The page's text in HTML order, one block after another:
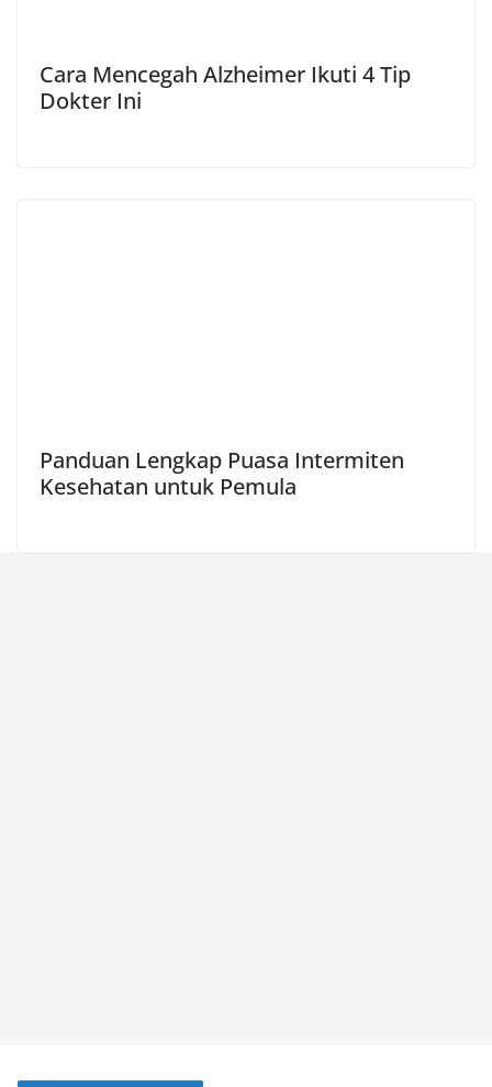
Cara Mencegah Alzheimer Ikuti 4 Tip
Dokter Ini
Panduan Lengkap Puasa Intermiten
Kesehatan untuk Pemula